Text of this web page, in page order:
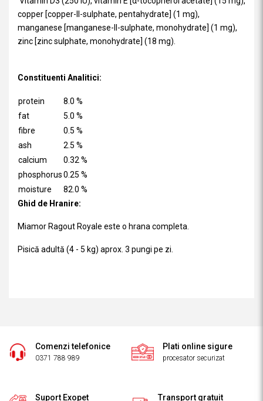
copper [copper-II-sulphate, pentahydrate] (1 mg),
manganese [manganese-II-sulphate, monohydrate] (1 mg),
zinc [zinc sulphate, monohydrate] (18 mg).
Constituenti Analitici:
protein
8.0 %
fat
5.0 %
fibre
0.5 %
ash
2.5 %
calcium
0.32 %
phosphorus0.25 %
moisture
82.0 %
Ghid de Hranire:
Miamor Ragout Royale este o hrana completa.
Pisică adultă (4 - 5 kg) aprox. 3 pungi pe zi.
Comenzi telefonice
0371 788 989
Plati online sigure
procesator securizat
Suport Exopet Transport gratuit